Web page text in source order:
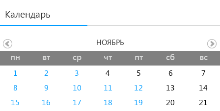
Календарь
пн вт ср чт пт сб вс
1 2 3 4 5 6
7
8
9 10 11 12 13
14
15
16 17 18 19 20
21
НОЯБРЬ